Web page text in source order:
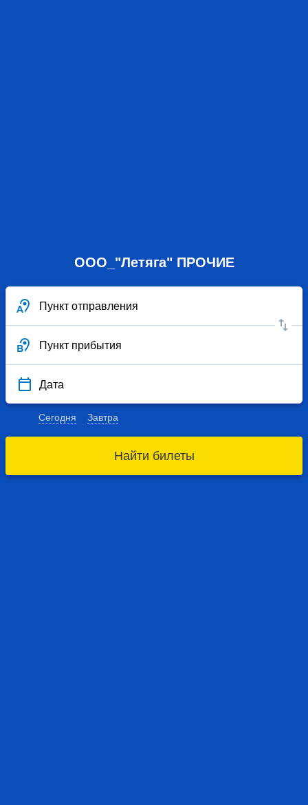
ООО_"Летяга" ПРОЧИЕ
Пункт отправления
Пункт прибытия
Дата
Сегодня Завтра
Найти билеты